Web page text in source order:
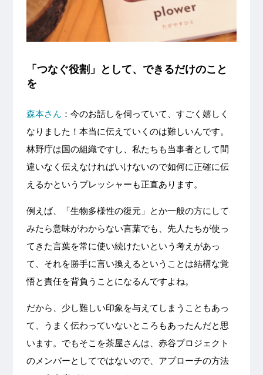
「つなぐ役割」として、できるだけのこと
を
森本さん ：今のお話しを伺っていて、すごく嬉しく
なりました！本当に伝えていくのは難しいんです。
林野庁は国の組織ですし、私たちも当事者として間
違いなく伝えなければいけないので如何に正確に伝
えるかというプレッシャーも正直あります。
例えば、「生物多様性の復元」とか一般の方にして
みたら意味がわからない言葉でも、先人たちが使っ
てきた言葉を常に使い続けたいという考えがあっ
て、それを勝手に言い換えるということは結構な覚
悟と責任を背負うことになるんですよね。
だから、少し難しい印象を与えてしまうこともあっ
て、うまく伝わっていないところもあったんだと思
います。でもそこを茶屋さんは、赤谷プロジェクト
のメンバーとしてではないので、アプローチの方法